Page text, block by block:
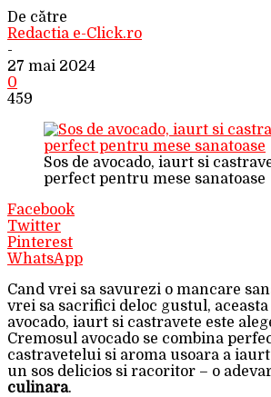
De către
Redactia e-Click.ro
-
27 mai 2024
0
459
Sos de avocado, iaurt si
perfect pentru mese sanatoase
Facebook
Twitter
Pinterest
WhatsApp
Cand vrei sa savurezi o mancare
vrei sa sacrifici deloc gustul, aceasta
avocado, iaurt si castravete este
Cremosul avocado se combina
castravetelui si aroma usoara a
un sos delicios si racoritor – o
culinara.